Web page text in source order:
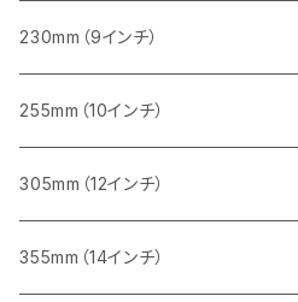
一般道路カッター用
レンガ切断用
インターロッキング切断用
鋳鉄管切断用
ヒューム管・U字溝切断用
ブロック切断用
レンガ切断用
インターロッキング切断用
鋳鉄管切断用
ブロック切断用
レンガ切断用
インターロッキング切断用
鋳鉄管切断用
コンクリート切断用
ブロック切断用
レンガ切断用
インターロッキング切断用
みかげ石（御影石）切断用
コンクリート切断用
ブロック切断用
レンガ切断用
230mm（9インチ）
みかげ石（御影石）切断用
コンクリート切断用
ブロック切断用
255mm（10インチ）
コンクリート切断用
一般道路カッター用
ブロック切断用
305mm（12インチ）
みかげ石（御影石）切断用
355mm（14インチ）